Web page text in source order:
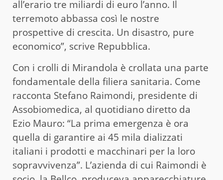
all’erario tre miliardi di euro l’anno. Il
terremoto abbassa così le nostre
prospettive di crescita. Un disastro, pure
economico”, scrive Repubblica.
Con i crolli di Mirandola è crollata una parte
fondamentale della filiera sanitaria. Come
racconta Stefano Raimondi, presidente di
Assobiomedica, al quotidiano diretto da
Ezio Mauro: “La prima emergenza è ora
quella di garantire ai 45 mila dializzati
italiani i prodotti e macchinari per la loro
sopravvivenza”. L’azienda di cui Raimondi è